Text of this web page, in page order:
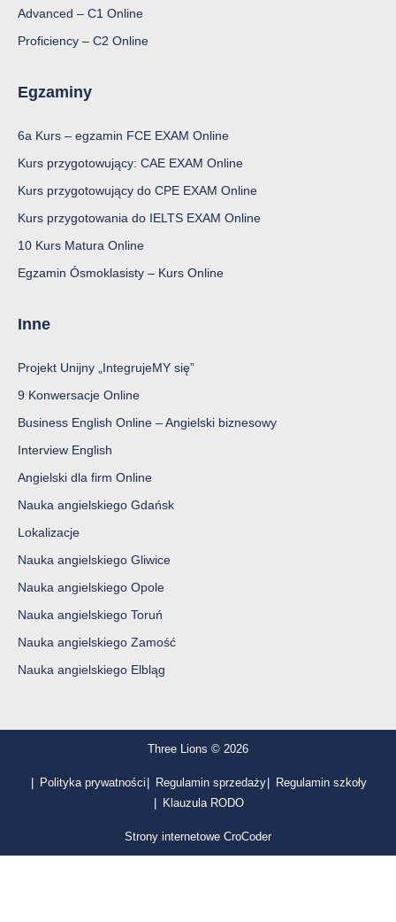
Advanced – C1 Online
Proficiency – C2 Online
Egzaminy
6a Kurs – egzamin FCE EXAM Online
Kurs przygotowujący: CAE EXAM Online
Kurs przygotowujący do CPE EXAM Online
Kurs przygotowania do IELTS EXAM Online
10 Kurs Matura Online
Egzamin Ósmoklasisty – Kurs Online
Inne
Projekt Unijny „IntegrujeMY się”
9 Konwersacje Online
Business English Online – Angielski biznesowy
Interview English
Angielski dla firm Online
Nauka angielskiego Gdańsk
Lokalizacje
Nauka angielskiego Gliwice
Nauka angielskiego Opole
Nauka angielskiego Toruń
Nauka angielskiego Zamość
Nauka angielskiego Elbląg
Three Lions © 2026
Polityka prywatności Regulamin sprzedaży
Regulamin szkoły
Klauzula RODO
Strony internetowe CroCoder